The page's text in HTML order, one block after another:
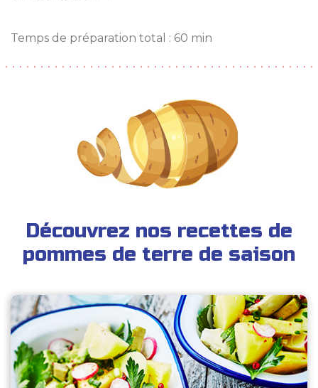
Temps de préparation total : 60 min
Découvrez nos recettes de
pommes de terre de saison